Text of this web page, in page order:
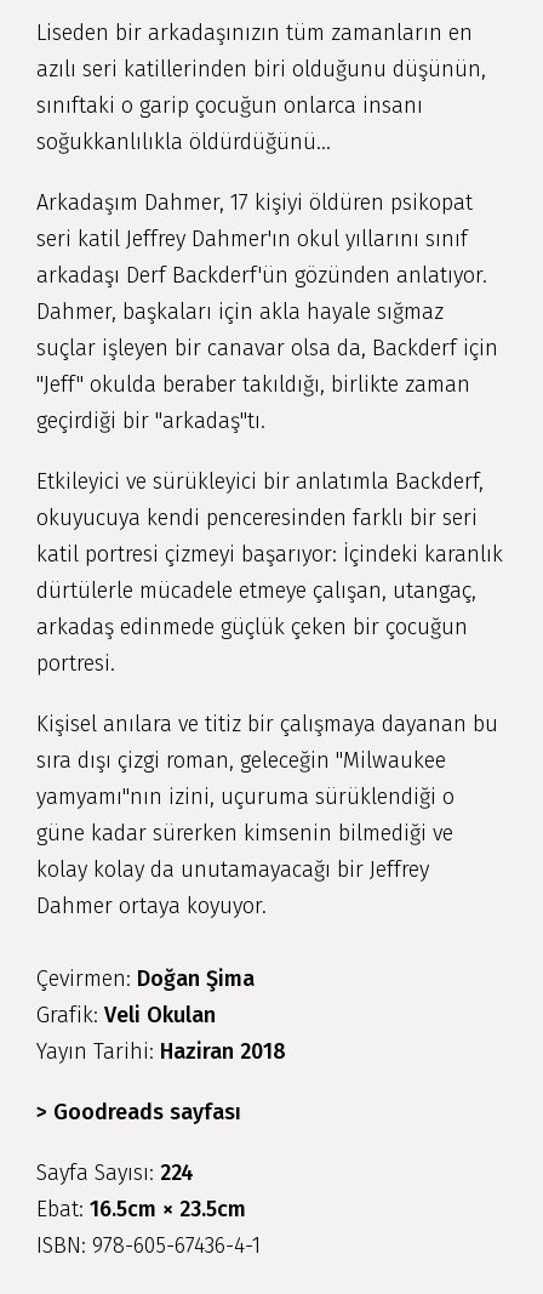
Liseden bir arkadaşınızın tüm zamanların en
azılı seri katillerinden biri olduğunu düşünün,
sınıftaki o garip çocuğun onlarca insanı
soğukkanlılıkla öldürdüğünü...
Arkadaşım Dahmer, 17 kişiyi öldüren psikopat
seri katil Jeffrey Dahmer'ın okul yıllarını sınıf
arkadaşı Derf Backderf'ün gözünden anlatıyor.
Dahmer, başkaları için akla hayale sığmaz
suçlar işleyen bir canavar olsa da, Backderf için
"Jeff" okulda beraber takıldığı, birlikte zaman
geçirdiği bir "arkadaş"tı.
Etkileyici ve sürükleyici bir anlatımla Backderf,
okuyucuya kendi penceresinden farklı bir seri
katil portresi çizmeyi başarıyor: İçindeki karanlık
dürtülerle mücadele etmeye çalışan, utangaç,
arkadaş edinmede güçlük çeken bir çocuğun
portresi.
Kişisel anılara ve titiz bir çalışmaya dayanan bu
sıra dışı çizgi roman, geleceğin "Milwaukee
yamyamı"nın izini, uçuruma sürüklendiği o
güne kadar sürerken kimsenin bilmediği ve
kolay kolay da unutamayacağı bir Jeffrey
Dahmer ortaya koyuyor.
Çevirmen: Doğan Şima
Grafik: Veli Okulan
Yayın Tarihi: Haziran 2018
> Goodreads sayfası
Sayfa Sayısı: 224
Ebat: 16.5cm × 23.5cm
ISBN: 978-605-67436-4-1